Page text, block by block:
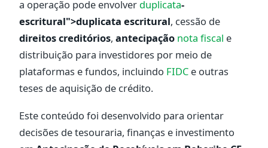
a operação pode envolver duplicata-
escritural">duplicata escritural, cessão de
direitos creditórios, antecipação nota fiscal e
distribuição para investidores por meio de
plataformas e fundos, incluindo FIDC e outras
teses de aquisição de crédito.
Este conteúdo foi desenvolvido para orientar
decisões de tesouraria, finanças e investimento